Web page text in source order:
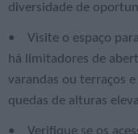
diversidade de
• Visite o espaço
há limitadores de
varandas ou terraços
quedas de alturas